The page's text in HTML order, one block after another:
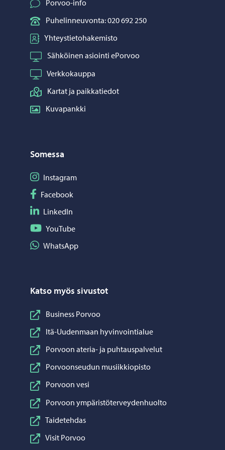
Porvoo-info
Puhelinneuvonta: 020 692 250
Yhteystietohakemisto
Sähköinen asiointi ePorvoo
Verkkokauppa
Kartat ja paikkatiedot
Kuvapankki
Somessa
Seuraa Instagram
Instagram
Seuraa Facebook
Facebook
Seuraa LinkedIn
LinkedIn
Seuraa YouTube
YouTube
Jaa WhatsApp
WhatsApp
Katso myös sivustot
Business Porvoo
Itä-Uudenmaan hyvinvointialue
Porvoon ateria- ja puhtauspalvelut
Porvoonseudun musiikkiopisto
Porvoon vesi
Porvoon ympäristöterveydenhuolto
Taidetehdas
Visit Porvoo